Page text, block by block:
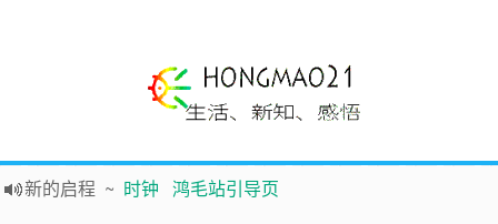
新的启程 ~ 时钟 鸿毛站引导页